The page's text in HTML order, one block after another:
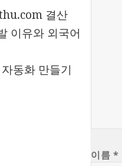
결산
이유와 외국어
동화 만들기
이름*